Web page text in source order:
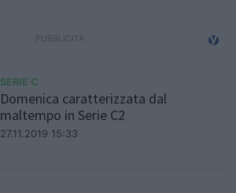
SERIE C
Domenica caratterizzata dal
maltempo in Serie C2
27.11.2019 15:33